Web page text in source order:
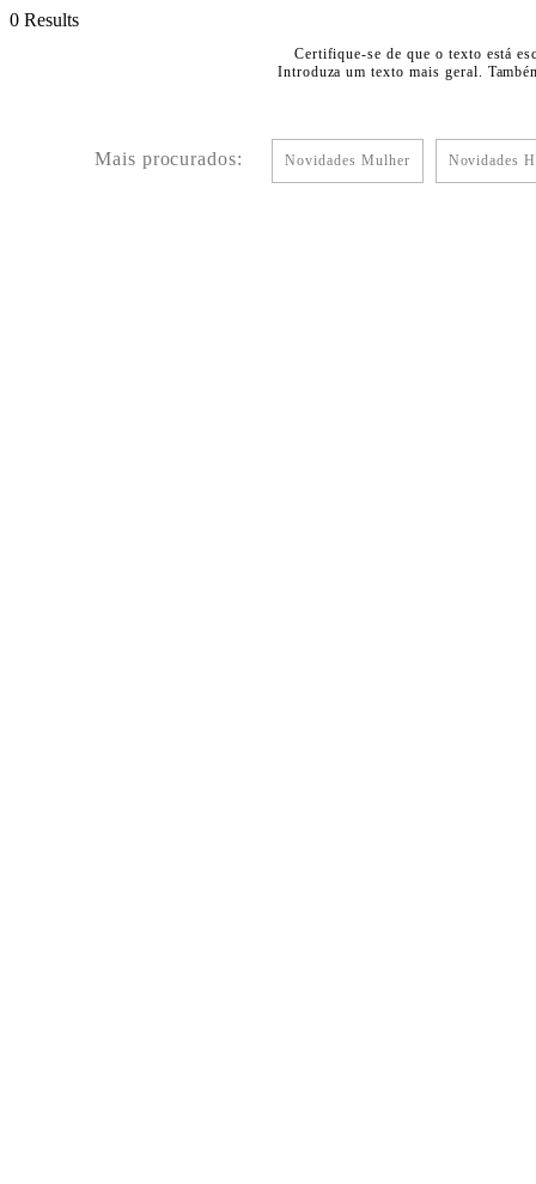
0 Results
Certifique-se de que o texto está
Introduza um texto mais geral.
Mais procurados: Novidades Mulher Novidades